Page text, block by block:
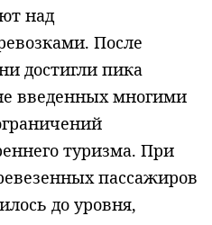
над
После
достигли пика
введенных многими
туризма. При
пассажиров
до уровня,